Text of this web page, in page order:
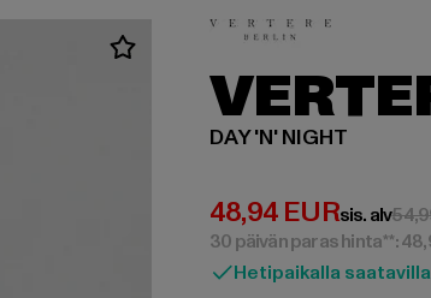
DAY 'N' NIGHT
48,94 EUR
Ajankohtainen
sis. alv
30 päivän paras hinta**:
Hetipaikalla